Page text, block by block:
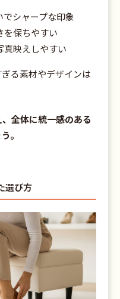
シャープな印象
を保ちやすい
真映えしやすい
る素材やデザインは
全体に統一感のある
。
選び方